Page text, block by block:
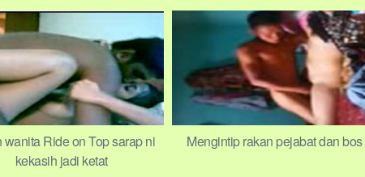
wanita Ride on Top sarap ni
kekasih jadi ketat
Mengintip rakan pejabat dan bos